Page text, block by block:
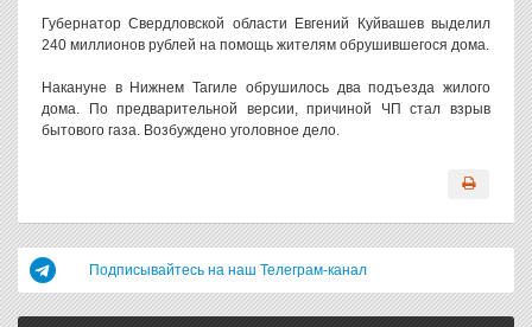
Губернатор Свердловской области Евгений Куйвашев выделил
240 миллионов рублей на помощь жителям обрушившегося дома.
Накануне в Нижнем Тагиле обрушилось два подъезда жилого
дома. По предварительной версии, причиной ЧП стал взрыв
бытового газа. Возбуждено уголовное дело.
Подписывайтесь на наш Телеграм-канал